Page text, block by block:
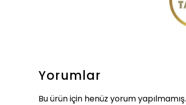
Yorumlar
Bu ürün için henüz yorum yapılmamış.